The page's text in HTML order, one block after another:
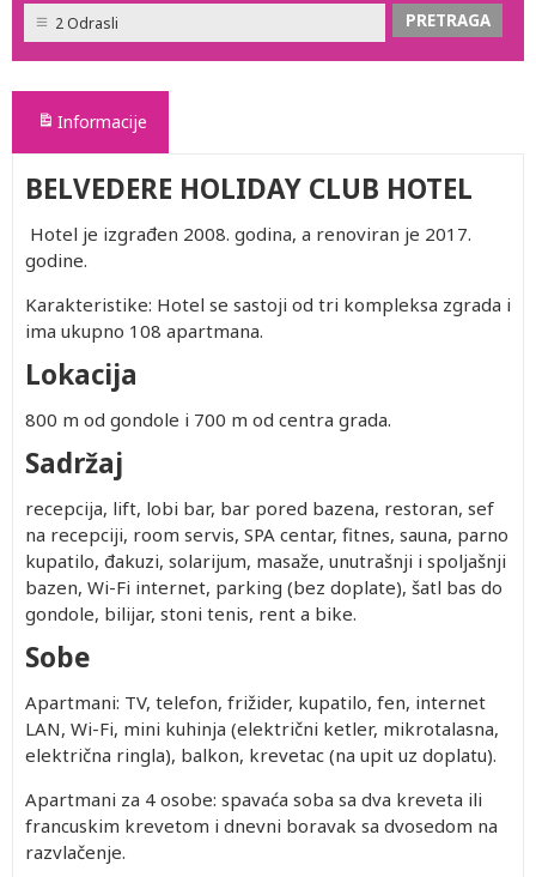
2 Odrasli
Informacije
BELVEDERE HOLIDAY CLUB HOTEL
Hotel je izgrađen 2008. godina, a renoviran je 2017.
godine.
Karakteristike: Hotel se sastoji od tri kompleksa zgrada i
ima ukupno 108 apartmana.
Lokacija
800 m od gondole i 700 m od centra grada.
Sadržaj
recepcija, lift, lobi bar, bar pored bazena, restoran, sef
na recepciji, room servis, SPA centar, fitnes, sauna, parno
kupatilo, đakuzi, solarijum, masaže, unutrašnji i spoljašnji
bazen, Wi-Fi internet, parking (bez doplate), šatl bas do
gondole, bilijar, stoni tenis, rent a bike.
Sobe
Apartmani: TV, telefon, frižider, kupatilo, fen, internet
LAN, Wi-Fi, mini kuhinja (električni ketler, mikrotalasna,
električna ringla), balkon, krevetac (na upit uz doplatu).
Apartmani za 4 osobe: spavaća soba sa dva kreveta ili
francuskim krevetom i dnevni boravak sa dvosedom na
razvlačenje.